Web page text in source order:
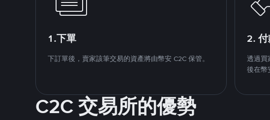
1.下單
下訂單後，賣家該筆交易的資產將由幣安 C2C 保管。
2.
透過買
後在幣
C2C 交易所的優勢